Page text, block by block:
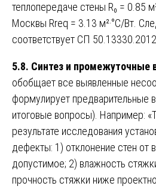
теплопередаче стены R₀ = 0.85
Москвы Rreq = 3.13 м²·°C/Вт.
соответствует СП
5.8. Синтез и промежуточные
обобщает все выявленные
формулирует предварительные
итоговые вопросы). Например:
результате исследования
дефекты: 1) отклонение стен от
допустимое; 2) влажность
прочность стяжки ниже